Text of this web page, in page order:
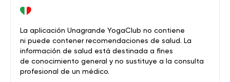
La aplicación Unagrande YogaClub no contiene
ni puede contener recomendaciones de salud. La
información de salud está destinada a fines
de conocimiento general y no sustituye a la consulta
profesional de un médico.